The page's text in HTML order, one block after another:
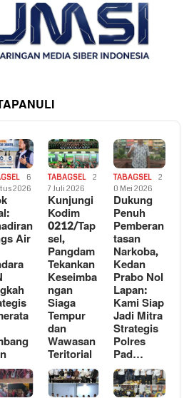
6
2026
Air
TABAGSEL
2
7 Juli 2026
Kunjungi
Kodim
0212/Tap
sel,
Pangdam
Tekankan
Keseimba
ngan
Siaga
Tempur
dan
Wawasan
Teritorial
TABAGSEL
2
0 Mei 2026
Dukung
Penuh
Pemberan
tasan
Narkoba,
Kedan
Prabo Nol
Lapan:
Kami Siap
Jadi Mitra
Strategis
Polres
Pad…